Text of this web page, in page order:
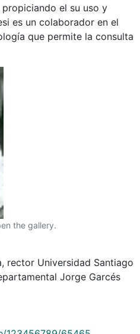
el su uso y
es un colaborador en el
que permite la consulta
the gallery.
rector Universidad Santiago
Jorge Garcés